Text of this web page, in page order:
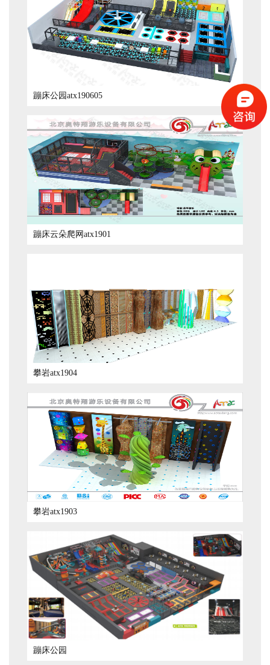
蹦床公园atx190605
蹦床云朵爬网atx1901
攀岩atx1904
攀岩atx1903
蹦床公园